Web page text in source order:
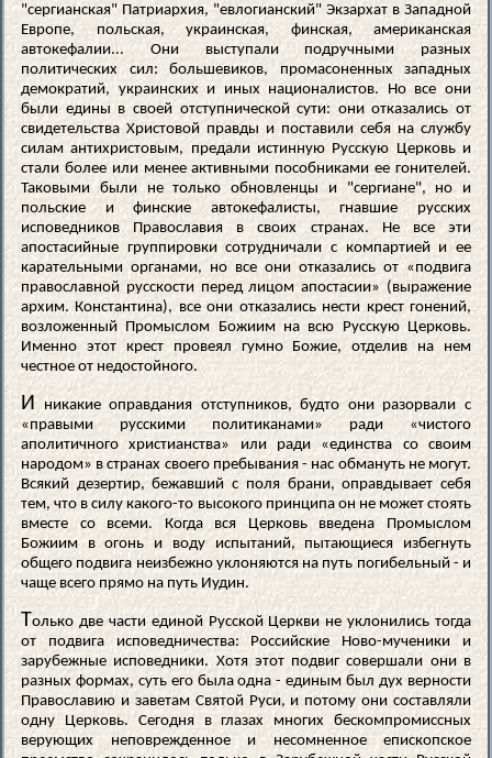
"сергианская" Патриархия, "евлогианский" Экзархат в Западной
Европе, польская, украинская, финская, американская
автокефалии... Они выступали подручными разных
политических сил: большевиков, промасоненных западных
демократий, украинских и иных националистов. Но все они
были едины в своей отступнической сути: они отказались от
свидетельства Христовой правды и поставили себя на службу
силам антихристовым, предали истинную Русскую Церковь и
стали более или менее активными пособниками ее гонителей.
Таковыми были не только обновленцы и "сергиане", но и
польские и финские автокефалисты, гнавшие русских
исповедников Православия в своих странах. Не все эти
апостасийные группировки сотрудничали с компартией и ее
карательными органами, но все они отказались от «подвига
православной русскости перед лицом апостасии» (выражение
архим. Константина), все они отказались нести крест гонений,
возложенный Промыслом Божиим на всю Русскую Церковь.
Именно этот крест провеял гумно Божие, отделив на нем
честное от недостойного.
И
никакие оправдания отступников, будто они разорвали с
«правыми русскими политиканами» ради «чистого
аполитичного христианства» или ради «единства со своим
народом» в странах своего пребывания - нас обмануть не могут.
Всякий дезертир, бежавший с поля брани, оправдывает себя
тем, что в силу какого-то высокого принципа он не может стоять
вместе со всеми. Когда вся Церковь введена Промыслом
Божиим в огонь и воду испытаний, пытающиеся избегнуть
общего подвига неизбежно уклоняются на путь погибельный - и
чаще всего прямо на путь Иудин.
Только две части единой Русской Церкви не уклонились тогда
от подвига исповедничества: Российские Ново-мученики и
зарубежные исповедники. Хотя этот подвиг совершали они в
разных формах, суть его была одна - единым был дух верности
Православию и заветам Святой Руси, и потому они составляли
одну Церковь. Сегодня в глазах многих бескомпромиссных
верующих неповрежденное и несомненное епископское